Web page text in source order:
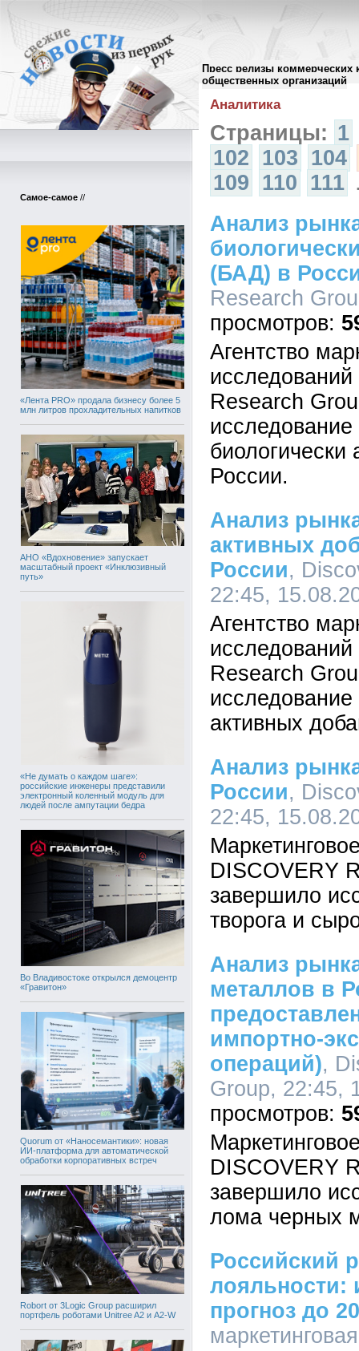
Пресс релизы коммерческих
общественных организаций
Самое-самое //
«Лента PRO» продала бизнесу более 5
млн литров прохладительных напитков
АНО «Вдохновение» запускает
масштабный проект «Инклюзивный
путь»
«Не думать о каждом шаге»:
российские инженеры представили
электронный коленный модуль для
людей после ампутации бедра
Во Владивостоке открылся демоцентр
«Гравитон»
Quorum от «Наносемантики»: новая
ИИ-платформа для автоматической
обработки корпоративных встреч
Robort от 3Logic Group расширил
портфель роботами Unitree A2 и A2-W
Архив пресс-релизов//
Аналитика
Страницы: 1
102 103 104
109 110 111
Анализ
(БАД) в
Research
Агентство
Research
биологически
России.
Анализ
активных
России,
22:45,
Агентство
Research
активных
Анализ
России,
22:45,
DISCOVERY
завершило
творога и
Анализ
металлов в
импортно-
операций),
Group, 22:45,
DISCOVERY
завершило
лома черных
Российский
лояльности:
прогноз до